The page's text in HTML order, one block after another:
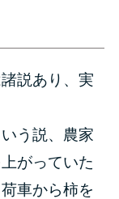
説あり、実
う説、農家
がっていた
車から柿を